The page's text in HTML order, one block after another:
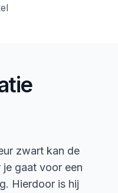
zwart kan de
gaat voor een
Hierdoor is hij